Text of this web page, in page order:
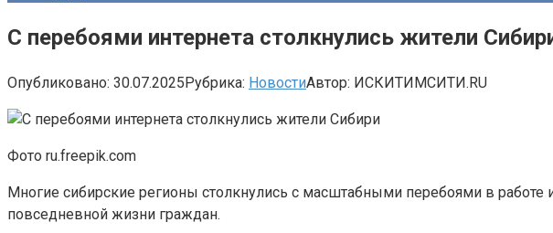
С перебоями интернета столкнулись жители
Опубликовано: 30.07.2025Рубрика: НовостиАвтор: ИСКИТИМСИТИ.RU
Фото ru.freepik.com
Многие сибирские регионы столкнулись с масштабными перебоями в
повседневной жизни граждан.